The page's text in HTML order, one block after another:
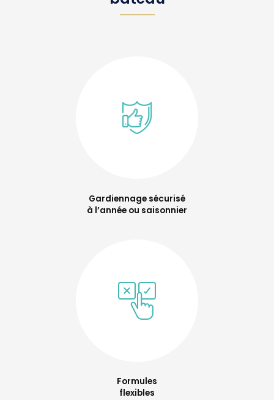
Gardiennage sécurisé
à l’année ou saisonnier
Formules
flexibles